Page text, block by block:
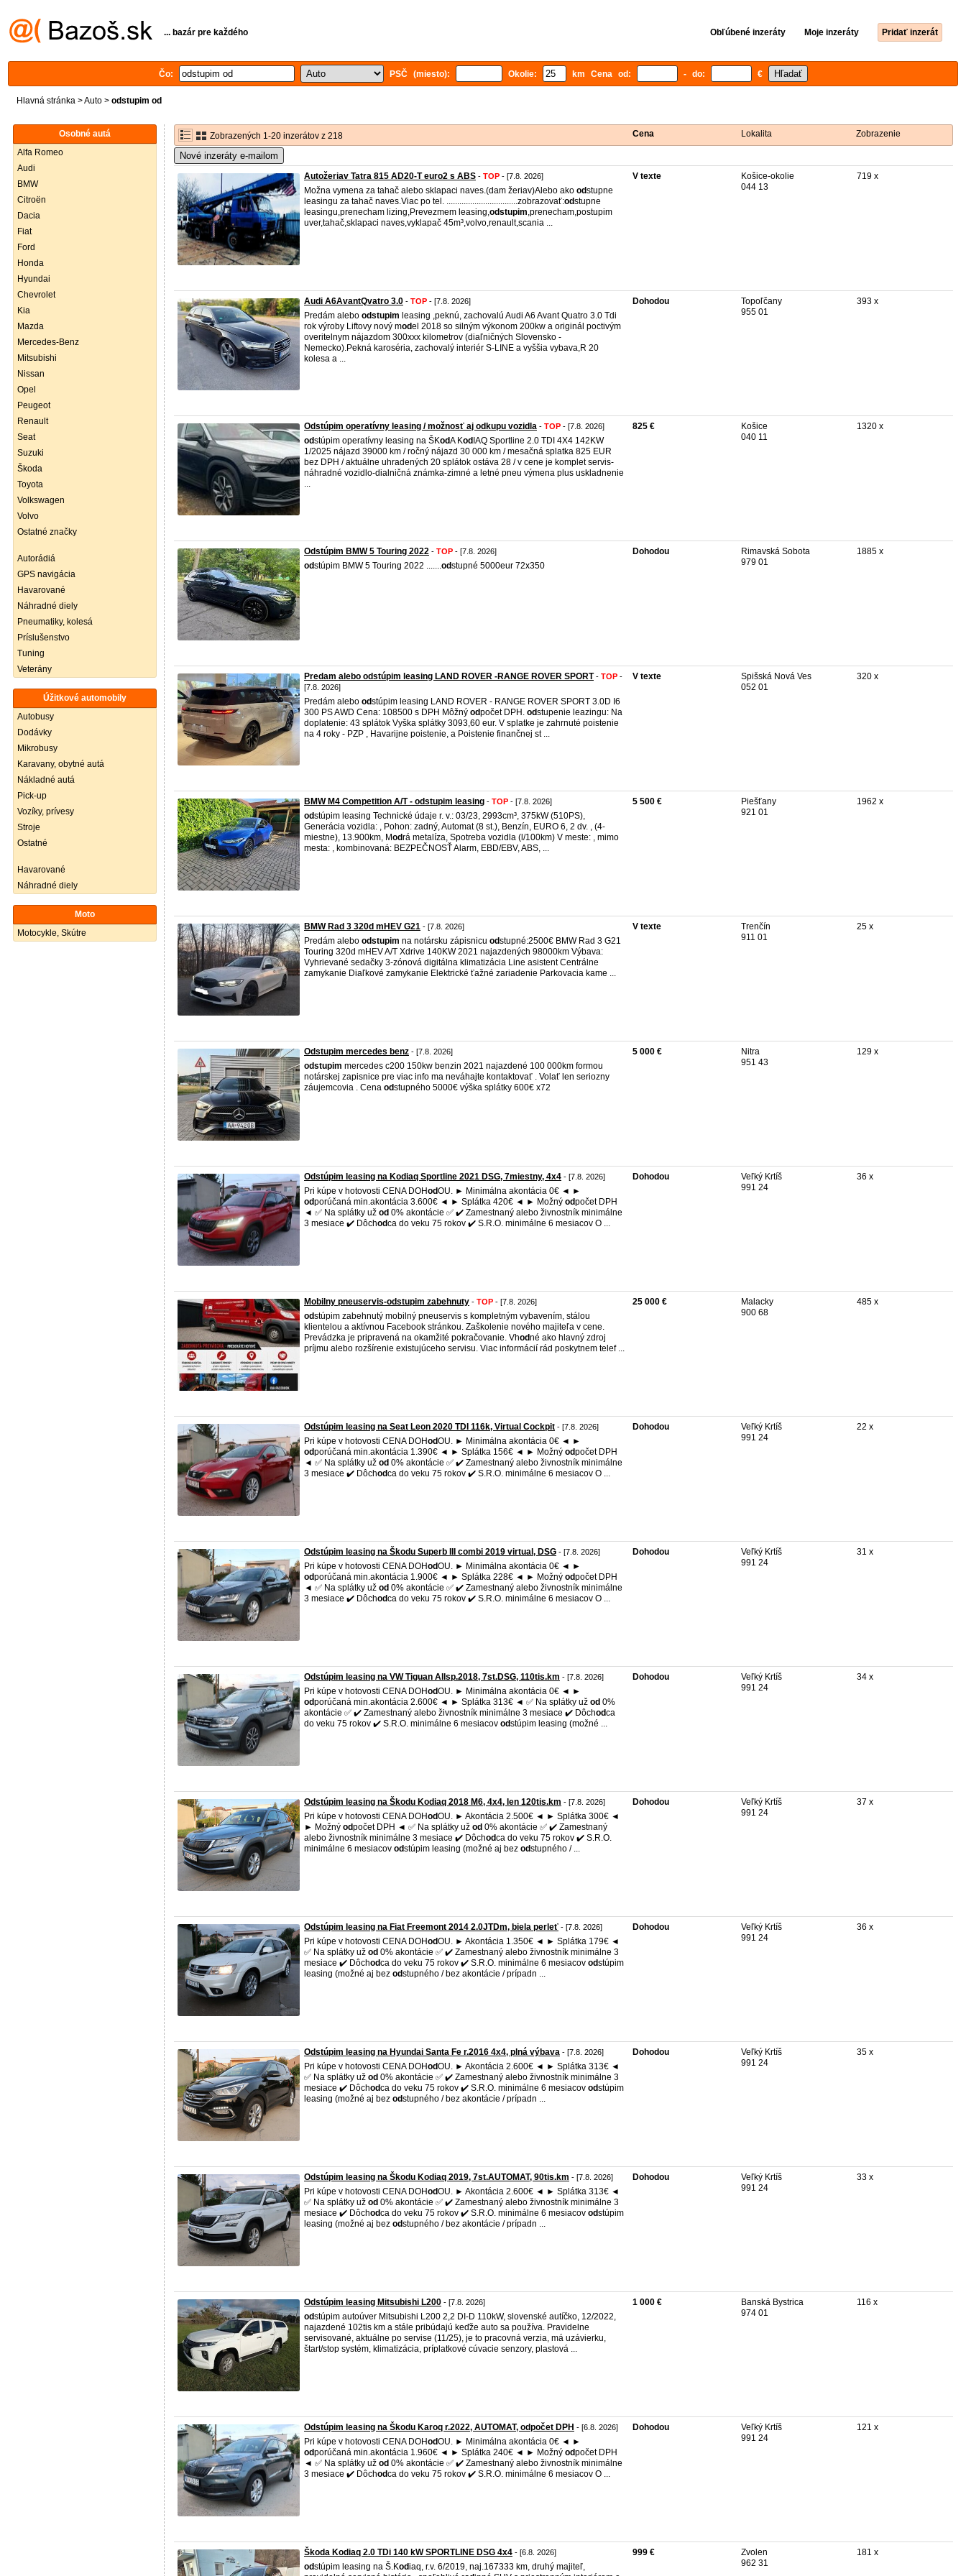
... bazár pre každého Obľúbené inzeráty Moje inzeráty Pridať inzerát
Čo: PSČ (miesto): Okolie: km Cena od: - do: €
Hlavná stránka >Auto > odstupim od
Osobné autá
Alfa Romeo
Audi
BMW
Citroën
Dacia
Fiat
Ford
Honda
Hyundai
Chevrolet
Kia
Mazda
Mercedes-Benz
Mitsubishi
Nissan
Opel
Peugeot
Renault
Seat
Suzuki
Škoda
Toyota
Volkswagen
Volvo
Ostatné značky
Autorádiá
GPS navigácia
Havarované
Náhradné diely
Pneumatiky, kolesá
Príslušenstvo
Tuning
Veterány
Úžitkové automobily
Autobusy
Dodávky
Mikrobusy
Karavany, obytné autá
Nákladné autá
Pick-up
Vozíky, prívesy
Stroje
Ostatné
Havarované
Náhradné diely
Moto
Motocykle, Skútre
Zobrazených 1-20 inzerátov z 218 Cena Lokalita Zobrazenie
Nové inzeráty e-mailom
Autožeriav Tatra 815 AD20-T euro2 s ABS - TOP - [7.8. 2026]
Možna vymena za tahač alebo sklapaci naves.(dam žeriav)Alebo ako odstupne
leasingu za tahač naves.Viac po tel. .................................zobrazovať:odstupne
leasingu,prenecham lizing,Prevezmem leasing,odstupim,prenecham,postupim
uver,tahač,sklapaci naves,vyklapač 45m³,volvo,renault,scania ...
V texte
Košice-okolie
044 13
719 x
Audi A6AvantQvatro 3.0 - TOP - [7.8. 2026]
Predám alebo odstupim leasing ,peknú, zachovalú Audi A6 Avant Quatro 3.0 Tdi
rok výroby Liftovy nový model 2018 so silným výkonom 200kw a originál poctivým
overitelnym nájazdom 300xxx kilometrov (diaľničných Slovensko -
Nemecko).Pekná karoséria, zachovalý interiér S-LINE a vyššia vybava,R 20
kolesa a ...
Dohodou
Topoľčany
955 01
393 x
Odstúpim operatívny leasing / možnosť aj odkupu vozidla - TOP - [7.8. 2026]
odstúpim operatívny leasing na ŠKodA Kod IAQ Sportline 2.0 TDI 4X4 142KW
1/2025 nájazd 39000 km / ročný nájazd 30 000 km / mesačná splatka 825 EUR
bez DPH / aktuálne uhradených 20 splátok ostáva 28 / v cene je komplet servis-
náhradné vozidlo-dialničná známka-zimné a letné pneu výmena plus uskladnenie
...
825 €
Košice
040 11
1320 x
Odstúpim BMW 5 Touring 2022 - TOP - [7.8. 2026]
odstúpim BMW 5 Touring 2022 .......odstupné 5000eur 72x350
Dohodou
Rimavská Sobota
979 01
1885 x
Predam alebo odstúpim leasing LAND ROVER -RANGE ROVER SPORT- TOP -
[7.8. 2026]
Predám alebo odstúpim leasing LAND ROVER - RANGE ROVER SPORT 3.0D I6
300 PS AWD Cena: 108500 s DPH Môžný odpočet DPH. odstupenie leazingu: Na
doplatenie: 43 splátok Vyška splátky 3093,60 eur. V splatke je zahrnuté poistenie
na 4 roky - PZP , Havarijne poistenie, a Poistenie finančnej st ...
V texte
Spišská Nová Ves
052 01
320 x
BMW M4 Competition A/T - odstupim leasing - TOP - [7.8. 2026]
odstúpim leasing Technické údaje r. v.: 03/23, 2993cm³, 375kW (510PS),
Generácia vozidla: , Pohon: zadný, Automat (8 st.), Benzín, EURO 6, 2 dv. , (4-
miestne), 13.900km, Modrá metalíza, Spotreba vozidla (l/100km) V meste: , mimo
mesta: , kombinovaná: BEZPEČNOSŤ Alarm, EBD/EBV, ABS, ...
5 500 €
Piešťany
921 01
1962 x
BMW Rad 3 320d mHEV G21 - [7.8. 2026]
Predám alebo odstupim na notársku zápisnicu odstupné:2500€ BMW Rad 3 G21
Touring 320d mHEV A/T Xdrive 140KW 2021 najazdených 98000km Výbava:
Vyhrievané sedačky 3-zónová digitálna klimatizácia Line asistent Centrálne
zamykanie Diaľkové zamykanie Elektrické ťažné zariadenie Parkovacia kame ...
V texte
Trenčín
911 01
25 x
Odstupim mercedes benz - [7.8. 2026]
odstupim mercedes c200 150kw benzin 2021 najazdené 100 000km formou
notárskej zapisnice pre viac info ma neváhajte kontaktovať . Volať len seriozny
záujemcovia . Cena odstupného 5000€ výška splátky 600€ x72
5 000 €
Nitra
951 43
129 x
Odstúpim leasing na Kodiaq Sportline 2021 DSG, 7miestny, 4x4 - [7.8. 2026]
Pri kúpe v hotovosti CENA DOHodOU. ► Minimálna akontácia 0€ ◄ ►
odporúčaná min.akontácia 3.600€ ◄ ► Splátka 420€ ◄ ► Možný odpočet DPH
◄ ✅ Na splátky už od 0% akontácie ✅ ✔️ Zamestnaný alebo živnostník minimálne
3 mesiace ✔️ Dôchodca do veku 75 rokov ✔️ S.R.O. minimálne 6 mesiacov O ...
Dohodou
Veľký Krtíš
991 24
36 x
Mobilny pneuservis-odstupim zabehnuty - TOP - [7.8. 2026]
odstúpim zabehnutý mobilný pneuservis s kompletným vybavením, stálou
klientelou a aktívnou Facebook stránkou. Zaškolenie nového majiteľa v cene.
Prevádzka je pripravená na okamžité pokračovanie. Vhodné ako hlavný zdroj
príjmu alebo rozšírenie existujúceho servisu. Viac informácií rád poskytnem telef ...
25 000 €
Malacky
900 68
485 x
Odstúpim leasing na Seat Leon 2020 TDI 116k, Virtual Cockpit - [7.8. 2026]
Pri kúpe v hotovosti CENA DOHodOU. ► Minimálna akontácia 0€ ◄ ►
odporúčaná min.akontácia 1.390€ ◄ ► Splátka 156€ ◄ ► Možný odpočet DPH
◄ ✅ Na splátky už od 0% akontácie ✅ ✔️ Zamestnaný alebo živnostník minimálne
3 mesiace ✔️ Dôchodca do veku 75 rokov ✔️ S.R.O. minimálne 6 mesiacov O ...
Dohodou
Veľký Krtíš
991 24
22 x
Odstúpim leasing na Škodu Superb III combi 2019 virtual, DSG - [7.8. 2026]
Pri kúpe v hotovosti CENA DOHodOU. ► Minimálna akontácia 0€ ◄ ►
odporúčaná min.akontácia 1.900€ ◄ ► Splátka 228€ ◄ ► Možný odpočet DPH
◄ ✅ Na splátky už od 0% akontácie ✅ ✔️ Zamestnaný alebo živnostník minimálne
3 mesiace ✔️ Dôchodca do veku 75 rokov ✔️ S.R.O. minimálne 6 mesiacov O ...
Dohodou
Veľký Krtíš
991 24
31 x
Odstúpim leasing na VW Tiguan Allsp.2018, 7st.DSG, 110tis.km - [7.8. 2026]
Pri kúpe v hotovosti CENA DOHodOU. ► Minimálna akontácia 0€ ◄ ►
odporúčaná min.akontácia 2.600€ ◄ ► Splátka 313€ ◄ ✅ Na splátky už od 0%
akontácie ✅ ✔️ Zamestnaný alebo živnostník minimálne 3 mesiace ✔️ Dôchodca
do veku 75 rokov ✔️ S.R.O. minimálne 6 mesiacov odstúpim leasing (možné ...
Dohodou
Veľký Krtíš
991 24
34 x
Odstúpim leasing na Škodu Kodiaq 2018 M6, 4x4, len 120tis.km - [7.8. 2026]
Pri kúpe v hotovosti CENA DOHodOU. ► Akontácia 2.500€ ◄ ► Splátka 300€ ◄
► Možný odpočet DPH ◄ ✅ Na splátky už od 0% akontácie ✅ ✔️ Zamestnaný
alebo živnostník minimálne 3 mesiace ✔️ Dôchodca do veku 75 rokov ✔️ S.R.O.
minimálne 6 mesiacov odstúpim leasing (možné aj bez odstupného / ...
Dohodou
Veľký Krtíš
991 24
37 x
Odstúpim leasing na Fiat Freemont 2014 2.0JTDm, biela perleť - [7.8. 2026]
Pri kúpe v hotovosti CENA DOHodOU. ► Akontácia 1.350€ ◄ ► Splátka 179€ ◄
✅ Na splátky už od 0% akontácie ✅ ✔️ Zamestnaný alebo živnostník minimálne 3
mesiace ✔️ Dôchodca do veku 75 rokov ✔️ S.R.O. minimálne 6 mesiacov odstúpim
leasing (možné aj bez odstupného / bez akontácie / prípadn ...
Dohodou
Veľký Krtíš
991 24
36 x
Odstúpim leasing na Hyundai Santa Fe r.2016 4x4, plná výbava - [7.8. 2026]
Pri kúpe v hotovosti CENA DOHodOU. ► Akontácia 2.600€ ◄ ► Splátka 313€ ◄
✅ Na splátky už od 0% akontácie ✅ ✔️ Zamestnaný alebo živnostník minimálne 3
mesiace ✔️ Dôchodca do veku 75 rokov ✔️ S.R.O. minimálne 6 mesiacov odstúpim
leasing (možné aj bez odstupného / bez akontácie / prípadn ...
Dohodou
Veľký Krtíš
991 24
35 x
Odstúpim leasing na Škodu Kodiaq 2019, 7st.AUTOMAT, 90tis.km - [7.8. 2026]
Pri kúpe v hotovosti CENA DOHodOU. ► Akontácia 2.600€ ◄ ► Splátka 313€ ◄
✅ Na splátky už od 0% akontácie ✅ ✔️ Zamestnaný alebo živnostník minimálne 3
mesiace ✔️ Dôchodca do veku 75 rokov ✔️ S.R.O. minimálne 6 mesiacov odstúpim
leasing (možné aj bez odstupného / bez akontácie / prípadn ...
Dohodou
Veľký Krtíš
991 24
33 x
Odstúpim leasing Mitsubishi L200 - [7.8. 2026]
odstúpim autoúver Mitsubishi L200 2,2 DI-D 110kW, slovenské autíčko, 12/2022,
najazdené 102tis km a stále pribúdajú keďže auto sa používa. Pravidelne
servisované, aktuálne po servise (11/25), je to pracovná verzia, má uzávierku,
štart/stop systém, klimatizácia, príplatkové cúvacie senzory, plastová ...
1 000 €
Banská Bystrica
974 01
116 x
Odstúpim leasing na Škodu Karoq r.2022, AUTOMAT, odpočet DPH - [6.8. 2026]
Pri kúpe v hotovosti CENA DOHodOU. ► Minimálna akontácia 0€ ◄ ►
odporúčaná min.akontácia 1.960€ ◄ ► Splátka 240€ ◄ ► Možný odpočet DPH
◄ ✅ Na splátky už od 0% akontácie ✅ ✔️ Zamestnaný alebo živnostník minimálne
3 mesiace ✔️ Dôchodca do veku 75 rokov ✔️ S.R.O. minimálne 6 mesiacov O ...
Dohodou
Veľký Krtíš
991 24
121 x
Škoda Kodiaq 2.0 TDi 140 kW SPORTLINE DSG 4x4 - [6.8. 2026]
odstúpim leasing na Š.Kodiaq, r.v. 6/2019, naj.167333 km, druhý majiteľ,
999 €
Zvolen
962 31
181 x